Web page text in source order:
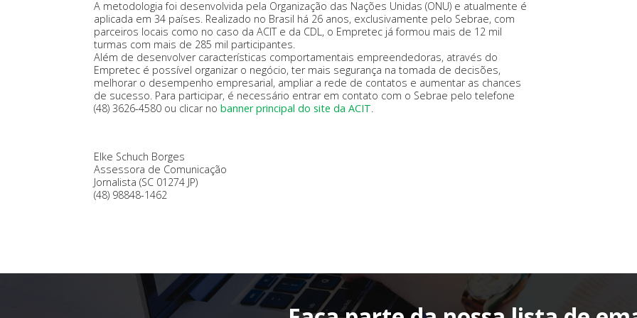
A metodologia foi desenvolvida pela Organização das Nações Unidas (ONU) e atualmente é
aplicada em 34 países. Realizado no Brasil há 26 anos, exclusivamente pelo Sebrae, com
parceiros locais como no caso da ACIT e da CDL, o Empretec já formou mais de 12 mil
turmas com mais de 285 mil participantes.
Além de desenvolver características comportamentais empreendedoras, através do
Empretec é possível organizar o negócio, ter mais segurança na tomada de decisões,
melhorar o desempenho empresarial, ampliar a rede de contatos e aumentar as chances
de sucesso. Para participar, é necessário entrar em contato com o Sebrae pelo telefone
(48) 3626-4580 ou clicar no banner principal do site da ACIT
Elke Schuch Borges
Assessora de Comunicação
Jornalista (SC 01274 JP)
(48) 98848-1462